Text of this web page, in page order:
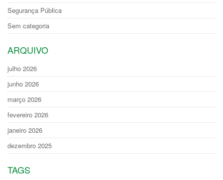
Segurança Pública
Sem categoria
ARQUIVO
julho 2026
junho 2026
março 2026
fevereiro 2026
janeiro 2026
dezembro 2025
TAGS